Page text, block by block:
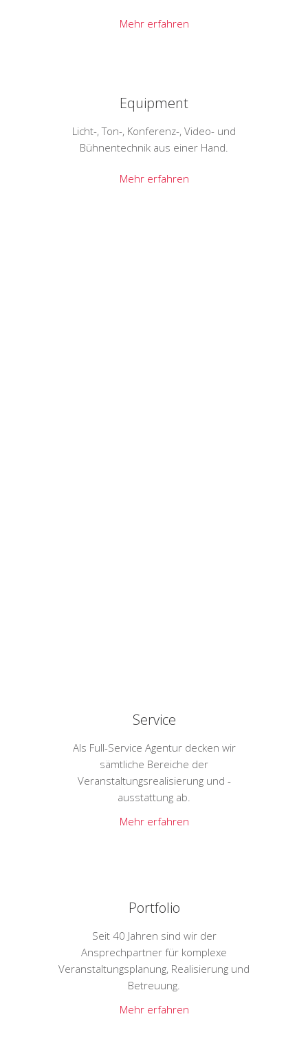
Mehr erfahren
Equipment
Licht-, Ton-, Konferenz-, Video- und
Bühnentechnik aus einer Hand.
Mehr erfahren
Service
Als Full-Service Agentur decken wir
sämtliche Bereiche der
Veranstaltungsrealisierung und -
ausstattung ab.
Mehr erfahren
Portfolio
Seit 40 Jahren sind wir der
Ansprechpartner für komplexe
Veranstaltungsplanung, Realisierung und
Betreuung.
Mehr erfahren